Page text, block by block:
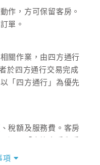
作，方可保留客房。
單。
關作業，由四方通行
於四方通行交易完成
「四方通行」為優先
稅額及服務費。客房
項